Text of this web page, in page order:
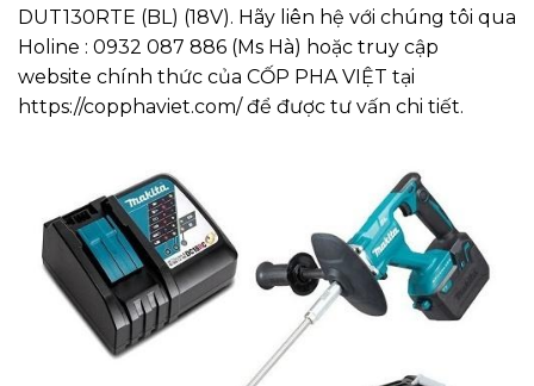
DUT130RTE (BL) (18V). Hãy liên hệ với chúng tôi qua
Holine : 0932 087 886 (Ms Hà) hoặc truy cập
website chính thức của CỐP PHA VIỆT tại
https://copphaviet.com/để được tư vấn chi tiết.